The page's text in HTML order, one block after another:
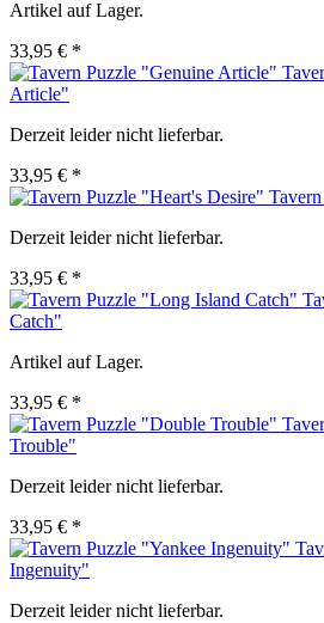
Artikel auf Lager.
33,95 € *
Article"
Derzeit leider nicht lieferbar.
33,95 € *
Derzeit leider nicht lieferbar.
33,95 € *
Catch"
Artikel auf Lager.
33,95 € *
Trouble"
Derzeit leider nicht lieferbar.
33,95 € *
Ingenuity"
Derzeit leider nicht lieferbar.